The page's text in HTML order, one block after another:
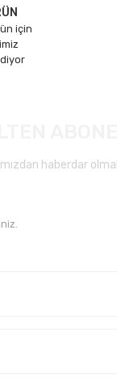
için
haberdar